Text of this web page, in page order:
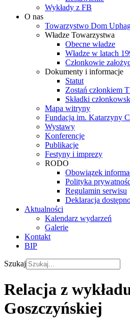
Wykłady z FB
O nas
Towarzystwo Dom
Władze Towarzystwa
Obecne władze
Władze w latach
Członkowie
Dokumenty i informacje
Statut
Zostań członkiem
Składki
Mapa witryny
Fundacja im. Katarzyny
Wystawy
Konferencje
Publikacje
Festyny i imprezy
RODO
Obowiązek
Polityka
Regulamin serwisu
Deklaracja
Aktualności
Kalendarz wydarzeń
Galerie
Kontakt
BIP
Szukaj
Relacja z
Goszczyńskiej